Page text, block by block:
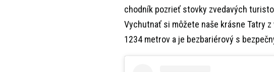
chodník pozrieť stovky zvedavých
Vychutnať si môžete naše krásne Tatry
1234 metrov a je bezbariérový s